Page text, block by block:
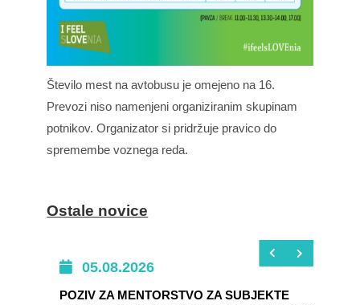
Število mest na avtobusu je omejeno na 16.
Prevozi niso namenjeni organiziranim skupinam
potnikov. Organizator si pridržuje pravico do
spremembe voznega reda.
Ostale novice
05.08.2026
POZIV ZA MENTORSTVO ZA SUBJEKTE